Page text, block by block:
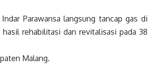
Parawansa langsung tancap gas di
rehabilitasi dan revitalisasi pada 38
Malang.